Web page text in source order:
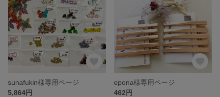
sunafukin様専用ページ
5,864円
epona様専用ページ
462円